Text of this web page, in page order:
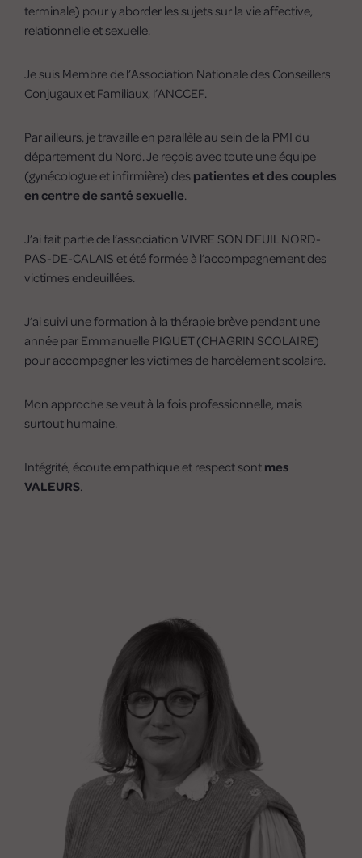
terminale) pour y aborder les sujets sur la vie affective,
relationnelle et sexuelle.
Je suis Membre de l’Association Nationale des Conseillers
Conjugaux et Familiaux, l’ANCCEF.
Par ailleurs, je travaille en parallèle au sein de la PMI du
département du Nord. Je reçois avec toute une équipe
(gynécologue et infirmière) des patientes et des couples
en centre de santé sexuelle.
J’ai fait partie de l’association VIVRE SON DEUIL NORD-
PAS-DE-CALAIS et été formée à l’accompagnement des
victimes endeuillées.
J’ai suivi une formation à la thérapie brève pendant une
année par Emmanuelle PIQUET (CHAGRIN SCOLAIRE)
pour accompagner les victimes de harcèlement scolaire.
Mon approche se veut à la fois professionnelle, mais
surtout humaine.
Intégrité, écoute empathique et respect sont mes
VALEURS.